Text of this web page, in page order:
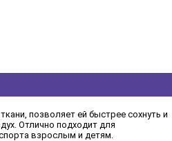
позволяет ей быстрее сохнуть и
Отлично подходит для
взрослым и детям.